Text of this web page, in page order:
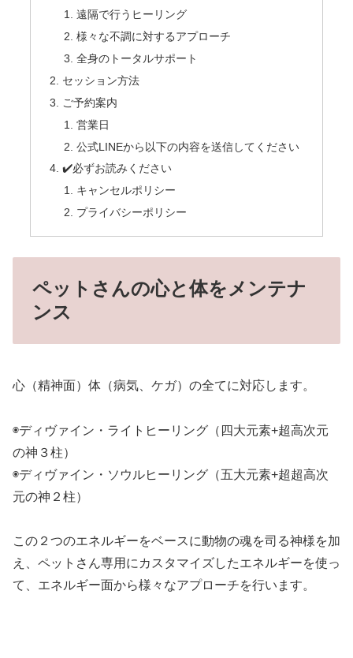
遠隔で行うヒーリング
様々な不調に対するアプローチ
全身のトータルサポート
セッション方法
ご予約案内
営業日
公式LINEから以下の内容を送信してください
✔️必ずお読みください
キャンセルポリシー
プライバシーポリシー
ペットさんの心と体をメンテナ
ンス
心（精神面）体（病気、ケガ）の全てに対応します。
◉ディヴァイン・ライトヒーリング（四大元素+超高次元
の神３柱）
◉ディヴァイン・ソウルヒーリング（五大元素+超超高次
元の神２柱）
この２つのエネルギーをベースに動物の魂を司る神様を加
え、ペットさん専用にカスタマイズしたエネルギーを使っ
て、エネルギー面から様々なアプローチを行います。